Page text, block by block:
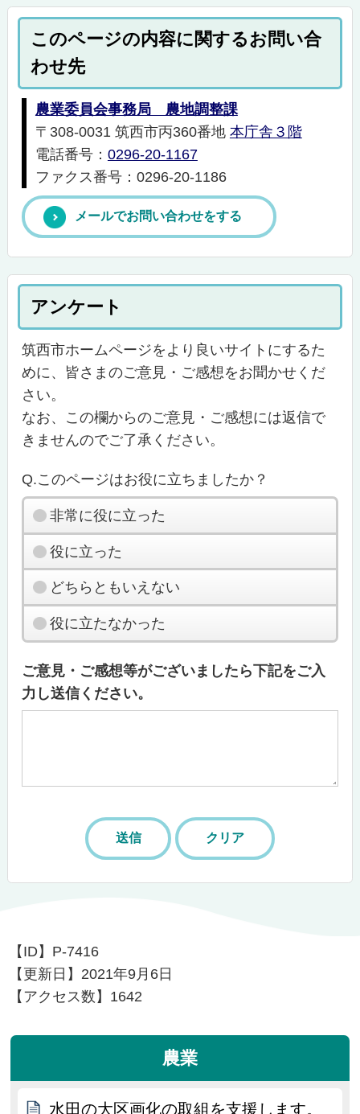
このページの内容に関するお問い合
わせ先
農業委員会事務局 農地調整課
〒308-0031 筑西市丙360番地 本庁舎３階
電話番号： 0296-20-1167
ファクス番号：0296-20-1186
メールでお問い合わせをする
アンケート
筑西市ホームページをより良いサイトにするた
めに、皆さまのご意見・ご感想をお聞かせくだ
さい。
なお、この欄からのご意見・ご感想には返信で
きませんのでご了承ください。
Q.このページはお役に立ちましたか？
非常に役に立った
役に立った
どちらともいえない
役に立たなかった
ご意見・ご感想等がございましたら下記をご入
力し送信ください。
【ID】 P-7416
【更新日】 2021年9月6日
【アクセス数】 1642
農業
水田の大区画化の取組を支援します。